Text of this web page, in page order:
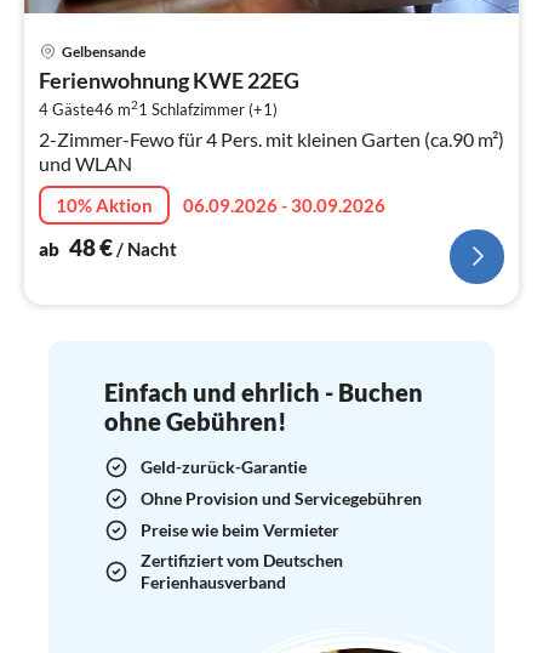
Gelbensande
Ferienwohnung KWE 22EG
4 Gäste46 m21 Schlafzimmer (+1)
2-Zimmer-Fewo für 4 Pers. mit kleinen Garten (ca.90 m²)
und WLAN
10% Aktion
06.09.2026 - 30.09.2026
ab 48€/ Nacht
Einfach und ehrlich - Buchen
ohne Gebühren!
Geld-zurück-Garantie
Ohne Provision und Servicegebühren
Preise wie beim Vermieter
Zertifiziert vom Deutschen
Ferienhausverband